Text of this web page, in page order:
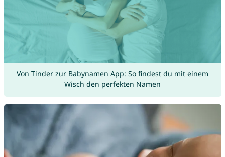
Von Tinder zur Babynamen App: So findest du mit einem
Wisch den perfekten Namen